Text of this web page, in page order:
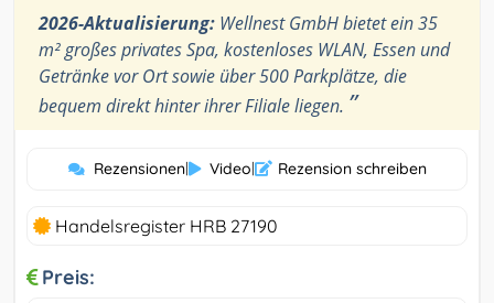
2026-Aktualisierung: Wellnest GmbH bietet ein 35
m² großes privates Spa, kostenloses WLAN, Essen und
Getränke vor Ort sowie über 500 Parkplätze, die
bequem direkt hinter ihrer Filiale liegen. ”
Rezensionen| Video| Rezension schreiben
Handelsregister HRB 27190
Preis: